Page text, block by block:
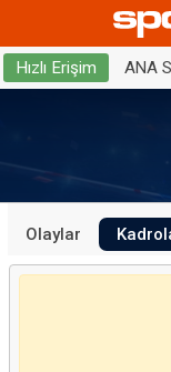
Hızlı Erişim ANA
Olaylar